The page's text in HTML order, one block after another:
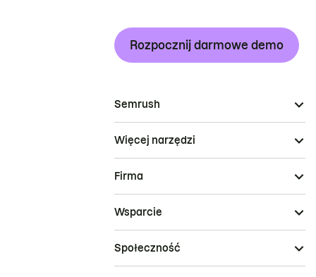
Rozpocznij darmowe demo
Semrush
Więcej narzędzi
Firma
Wsparcie
Społeczność